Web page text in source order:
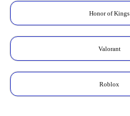
Honor of Kings
Valorant
Roblox